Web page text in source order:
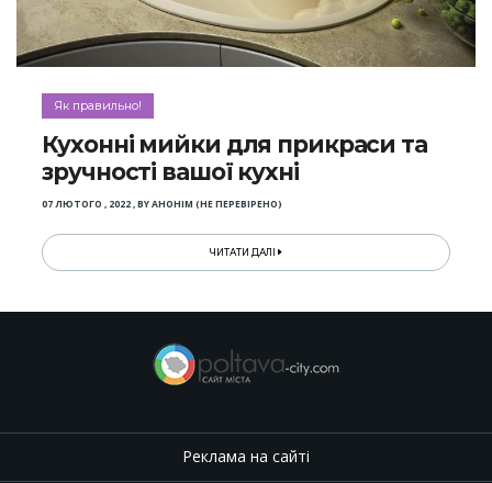
Як правильно!
Кухонні мийки для прикраси та
зручності вашої кухні
07 ЛЮТОГО , 2022,BYАНОНІМ (НЕ ПЕРЕВІРЕНО)
ЧИТАТИ ДАЛІ
Реклама на сайті